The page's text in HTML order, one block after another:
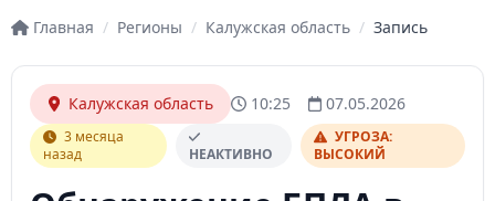
Главная / Регионы / Калужская область / Запись
Калужская область 10:25 07.05.2026
3 месяца
назад
НЕАКТИВНО
УГРОЗА:
ВЫСОКИЙ